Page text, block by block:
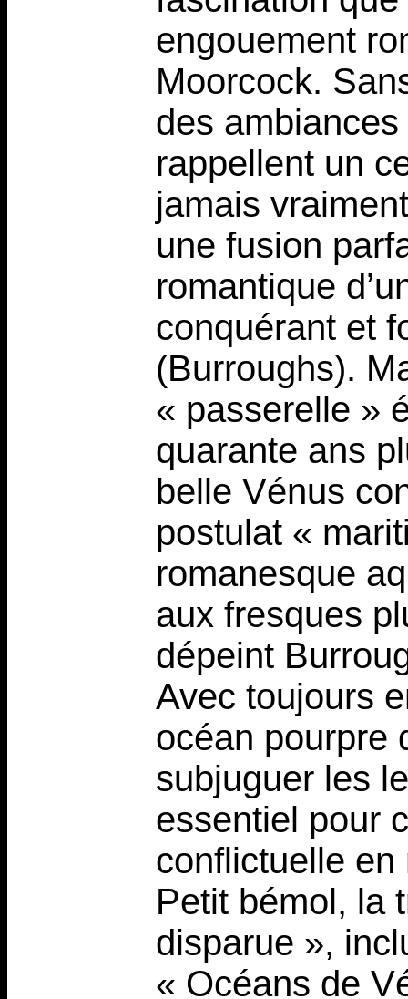
engouement
Moorcock.
des
rappellent un
jamais
une fusion
romantique
conquérant et
(Burroughs).
« passerelle »
quarante ans
belle Vénus
postulat «
romanesque
aux fresques
dépeint
Avec toujours
océan pourpre
subjuguer les
essentiel pour
conflictuelle
Petit bémol, la
disparue »,
« Océans de